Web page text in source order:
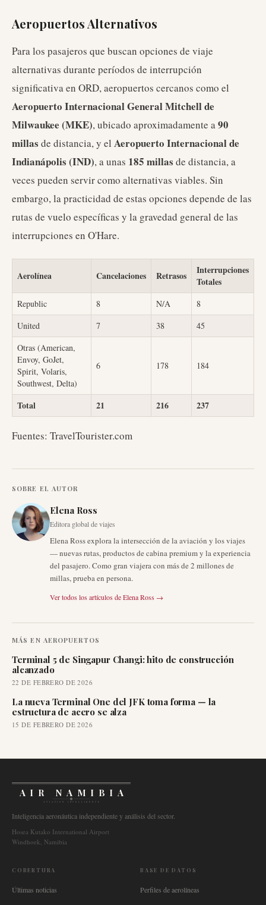
Aeropuertos Alternativos
Para los pasajeros que buscan opciones de viaje
alternativas durante períodos de interrupción
significativa en ORD, aeropuertos cercanos como el
Aeropuerto Internacional General Mitchell de
Milwaukee (MKE), ubicado aproximadamente a90
millas de distancia, y el Aeropuerto Internacional de
Indianápolis (IND), a unas 185 millas de distancia, a
veces pueden servir como alternativas viables. Sin
embargo, la practicidad de estas opciones depende de las
rutas de vuelo específicas y la gravedad general de las
interrupciones en O'Hare.
Aerolínea Cancelaciones Retrasos
Interrupciones
Totales
Republic 8 N/A
8
United
7 38
45
Otras (American,
Envoy, GoJet,
Spirit, Volaris,
Southwest, Delta)
6 178 184
Total 21 216 237
Fuentes: TravelTourister.com
SOBRE EL AUTOR
Elena Ross
Editora global de viajes
Elena Ross explora la intersección de la aviación y los viajes
— nuevas rutas, productos de cabina premium y la experiencia
del pasajero. Como gran viajera con más de 2 millones de
millas, prueba en persona.
Ver todos los artículos deElena Ross →
MÁS EN AEROPUERTOS
Terminal 5 de Singapur Changi: hito de construcción
alcanzado
22 DE FEBRERO DE 2026
La nueva Terminal One del JFK toma forma — la
estructura de acero se alza
15 DE FEBRERO DE 2026
AIR NAMIBIA
AVIATION INTELLIGENCE
Inteligencia aeronáutica independiente y análisis del sector.
Hosea Kutako International Airport
Windhoek, Namibia
COBERTURA
Últimas noticias
BASE DE DATOS
Perfiles de aerolíneas